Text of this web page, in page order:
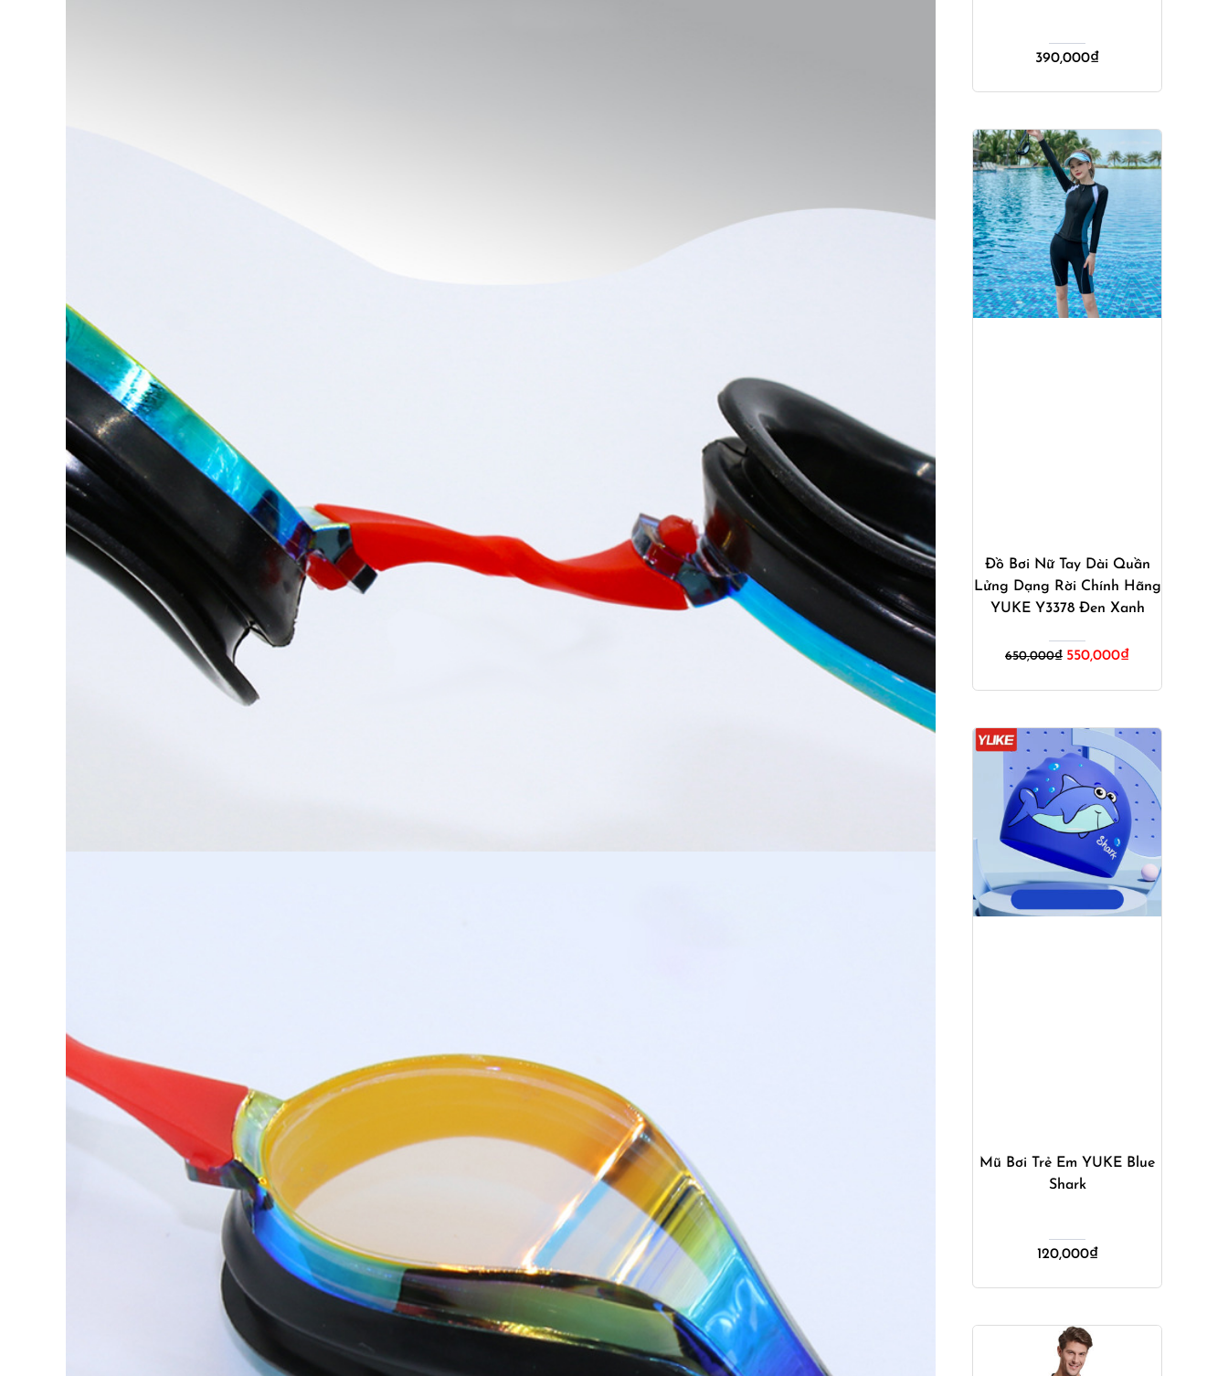
390,000₫
Đồ Bơi Nữ Tay Dài Quần
Lửng Dạng Rời Chính Hãng
YUKE Y3378 Đen Xanh
650,000₫ Giá
là:
550,000₫Giá
tại
550,000₫.
Mũ Bơi Trẻ Em YUKE Blue
Shark
120,000₫